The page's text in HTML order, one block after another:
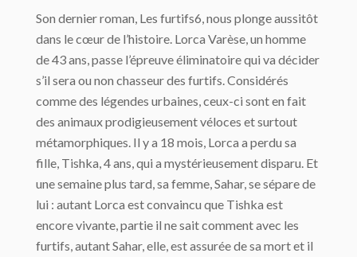
Son dernier roman, Les furtifs6, nous plonge aussitôt
dans le cœur de l’histoire. Lorca Varèse, un homme
de 43 ans, passe l’épreuve éliminatoire qui va décider
s’il sera ou non chasseur des furtifs. Considérés
comme des légendes urbaines, ceux-ci sont en fait
des animaux prodigieusement véloces et surtout
métamorphiques. Il y a 18 mois, Lorca a perdu sa
fille, Tishka, 4 ans, qui a mystérieusement disparu. Et
une semaine plus tard, sa femme, Sahar, se sépare de
lui : autant Lorca est convaincu que Tishka est
encore vivante, partie il ne sait comment avec les
furtifs, autant Sahar, elle, est assurée de sa mort et il